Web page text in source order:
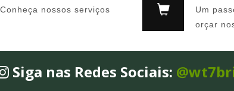
Conheça nossos serviços
Um
orçar
Siga nas Redes Sociais: